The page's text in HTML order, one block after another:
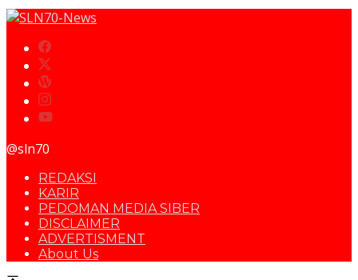
@sln70
REDAKSI
KARIR
PEDOMAN MEDIA SIBER
DISCLAIMER
ADVERTISMENT
About Us